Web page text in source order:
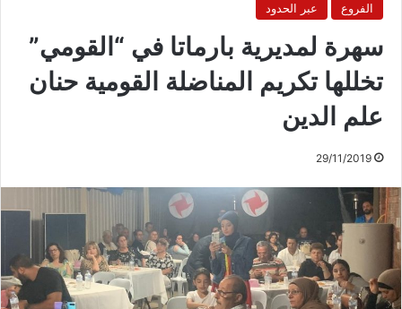
الفروع عبر الحدود
سهرة لمديرية بارماتا في “القومي”
تخللها تكريم المناضلة القومية حنان
علم الدين
29/11/2019